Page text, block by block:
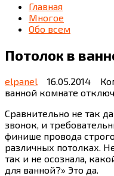
Главная
Многое
Обо всем
Потолок в
elpanel 16.05.2014
ванной комнате
Сравнительно не так
звонок, и
финише провода
различных потолках.
так и не осознала,
для ванной?» Это да.